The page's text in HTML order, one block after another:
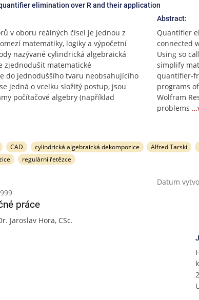
elimination over R and their application
v oboru reálných čísel je jednou z
matematiky, logiky a výpočetní
nazývané cylindrická algebraická
zjednodušit matematické
do jednoduššího tvaru neobsahujícího
jedná o vcelku složitý postup, jsou
počítačové algebry (například
Abstract:
Quantifier
connected
Using so
simplify
quantifier-
programs
Wolfram
problems
CAD cylindrická algebraická dekompozice Alfred Tarski
regulární řetězce
Datum
práce
Jaroslav Hora, CSc.